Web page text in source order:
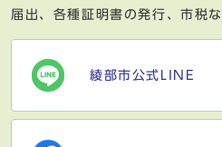
届出、各種証明書の発行、市税
綾部市公式LINE